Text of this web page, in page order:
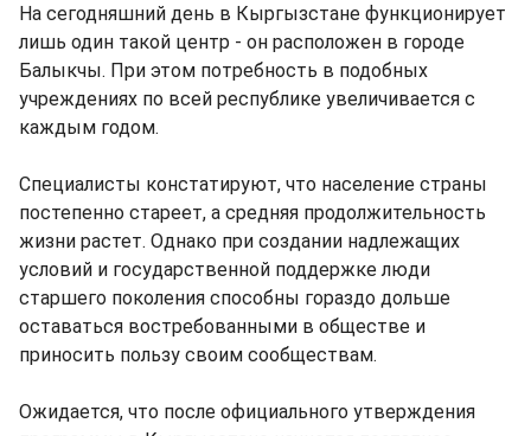
На сегодняшний день в Кыргызстане функционирует
лишь один такой центр - он расположен в городе
Балыкчы. При этом потребность в подобных
учреждениях по всей республике увеличивается с
каждым годом.
Специалисты констатируют, что население страны
постепенно стареет, а средняя продолжительность
жизни растет. Однако при создании надлежащих
условий и государственной поддержке люди
старшего поколения способны гораздо дольше
оставаться востребованными в обществе и
приносить пользу своим сообществам.
Ожидается, что после официального утверждения